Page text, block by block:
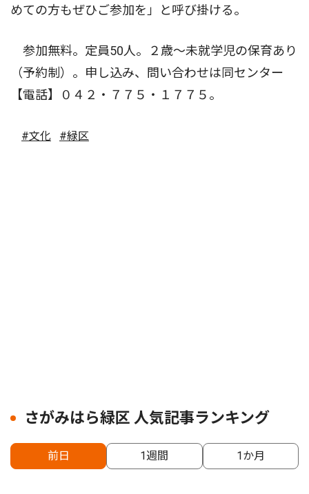
めての方もぜひご参加を」と呼び掛ける。
参加無料。定員50人。２歳〜未就学児の保育あり
（予約制）。申し込み、問い合わせは同センター
【電話】０４２・７７５・１７７５。
#文化 #緑区
さがみはら緑区 人気記事ランキング
前日 1週間 1か月